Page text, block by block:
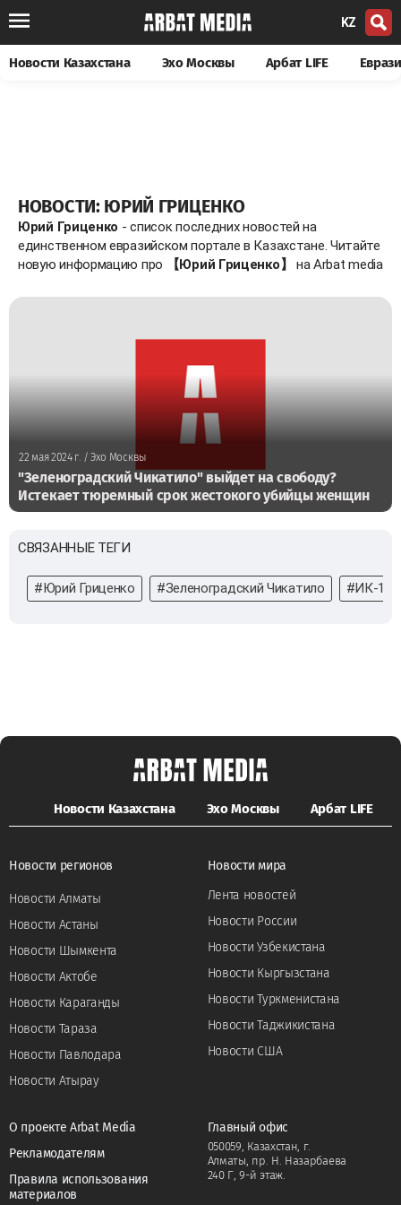
KZ
Новости Казахстана Эхо Москвы Арбат LIFE
НОВОСТИ: ЮРИЙ ГРИЦЕНКО
Юрий Гриценко - список последних новостей на
единственном евразийском портале в Казахстане. Читайте
новую информацию про
【Юрий Гриценко】 на Arbat media
22 мая 2024 г./ Эхо Москвы
"Зеленоградский Чикатило" выйдет на свободу?
Истекает тюремный срок жестокого убийцы женщин
СВЯЗАННЫЕ ТЕГИ
#Юрий Гриценко #Зеленоградский Чикатило #ИК-10
Новости Казахстана Эхо Москвы Арбат LIFE
Новости регионов
Новости Алматы
Новости Астаны
Новости Шымкента
Новости Актобе
Новости Караганды
Новости Тараза
Новости Павлодара
Новости Атырау
Новости мира
Лента новостей
Новости России
Новости Узбекистана
Новости Кыргызстана
Новости Туркменистана
Новости Таджикистана
Новости США
О проекте Arbat Media
Рекламодателям
Правила использования
материалов
Главный офис
050059, Казахстан, г.
Алматы, пр. Н. Назарбаева
240 Г, 9-й этаж.